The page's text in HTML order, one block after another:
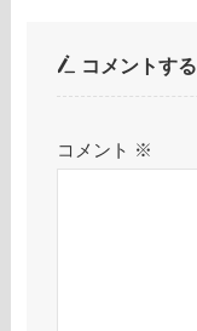
コメントする
コメント ※